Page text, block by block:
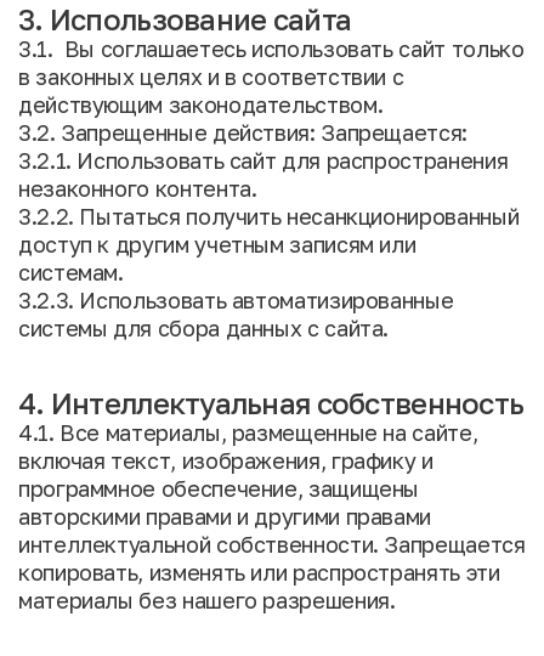
3. Использование сайта
3.1. Вы соглашаетесь использовать сайт только
в законных целях и в соответствии с
действующим законодательством.
3.2. Запрещенные действия: Запрещается:
3.2.1. Использовать сайт для распространения
незаконного контента.
3.2.2. Пытаться получить несанкционированный
доступ к другим учетным записям или
системам.
3.2.3. Использовать автоматизированные
системы для сбора данных с сайта.
4. Интеллектуальная собственность
4.1. Все материалы, размещенные на сайте,
включая текст, изображения, графику и
программное обеспечение, защищены
авторскими правами и другими правами
интеллектуальной собственности. Запрещается
копировать, изменять или распространять эти
материалы без нашего разрешения.